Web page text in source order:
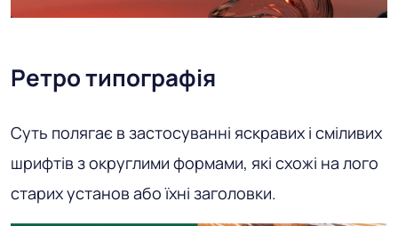
Ретро типографія
Суть полягає в застосуванні яскравих і сміливих
шрифтів з округлими формами, які схожі на лого
старих установ або їхні заголовки.